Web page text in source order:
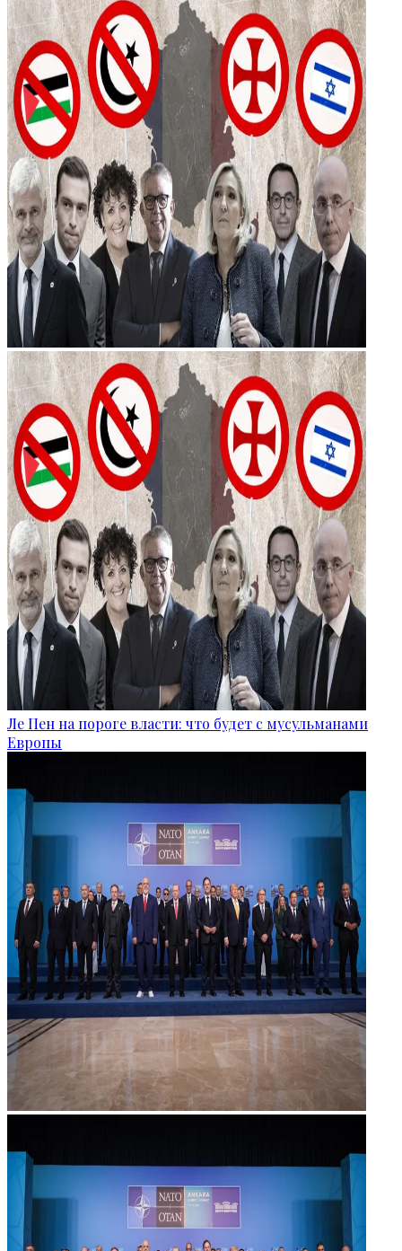
Ле Пен на пороге власти: что будет с мусульманами
Европы